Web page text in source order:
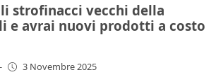
strofinacci vecchi della
e avrai nuovi prodotti a costo
- 3 Novembre 2025